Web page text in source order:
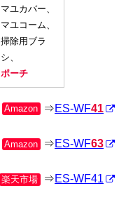
マユカバー、
マユコーム、
掃除用ブラ
シ、
ポーチ
Amazon ⇒ES-WF41
Amazon ⇒ES-WF63
楽天市場 ⇒ES-WF41